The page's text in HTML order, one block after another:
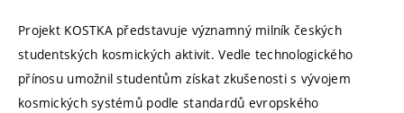
Projekt KOSTKA představuje významný milník českých
studentských kosmických aktivit. Vedle technologického
přínosu umožnil studentům získat zkušenosti s vývojem
kosmických systémů podle standardů evropského